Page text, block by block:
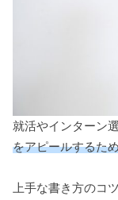
就活やインターン
をアピールするた
上手な書き方のコ